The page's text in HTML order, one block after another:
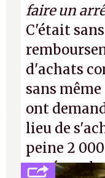
faire un
C'était
d'achats
sans
ont
lieu de
peine 2
payé que